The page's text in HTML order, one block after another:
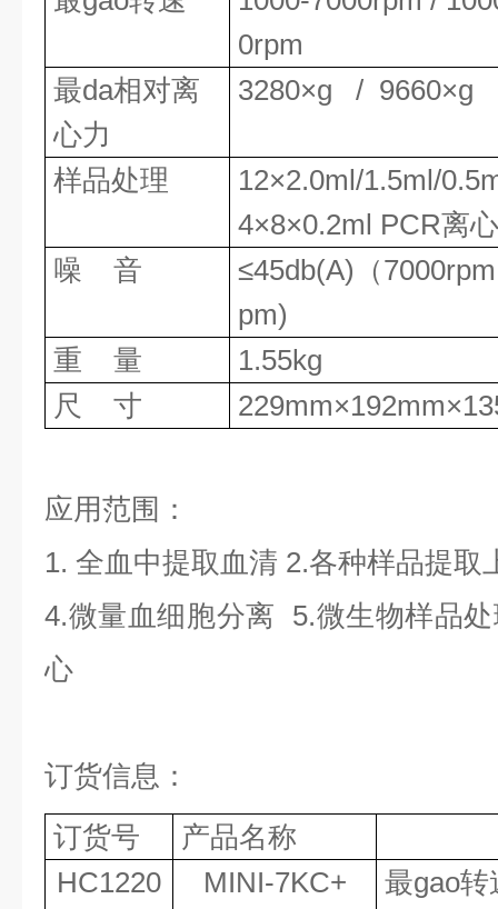
0rpm
最da相对离
心力
3280×g / 9660×g
样品处理 12×2.0ml/1.5ml/
4×8×0.2ml PCR离
噪
音 ≤45db(A) （7000rpm
pm)
重
量 1.55kg
尺
寸 229mm×192mm×1
应用范围 ：
1. 全血中提取血清 2.各种样品提取
4.微量血细胞分离 5.微生物样品
心
订货信息：
订货号
产品名称
HC1220
MINI-7KC+
最gao转